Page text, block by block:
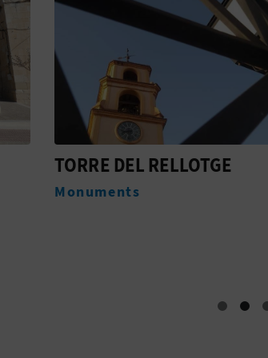
CASA MUSEO AZORÍN
Museus